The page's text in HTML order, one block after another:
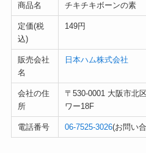
商品名 チキチキボーンの素
定価(税
込)
149円
販売会社
名
日本ハム株式会社
会社の住
所
〒530-0001 大阪市北
ワー18F
電話番号 06-7525-3026(お問い